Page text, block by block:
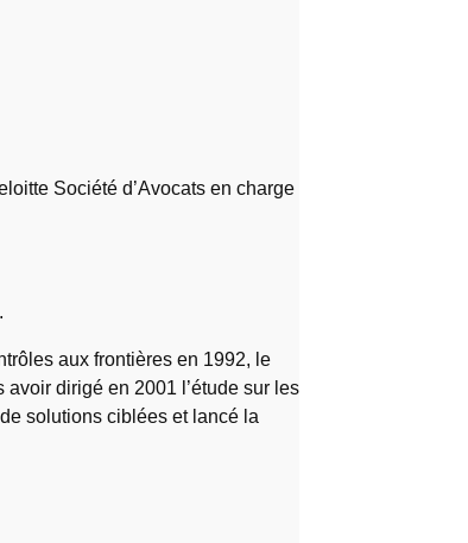
Société d’Avocats en charge
aux frontières en 1992, le
dirigé en 2001 l’étude sur les
solutions ciblées et lancé la